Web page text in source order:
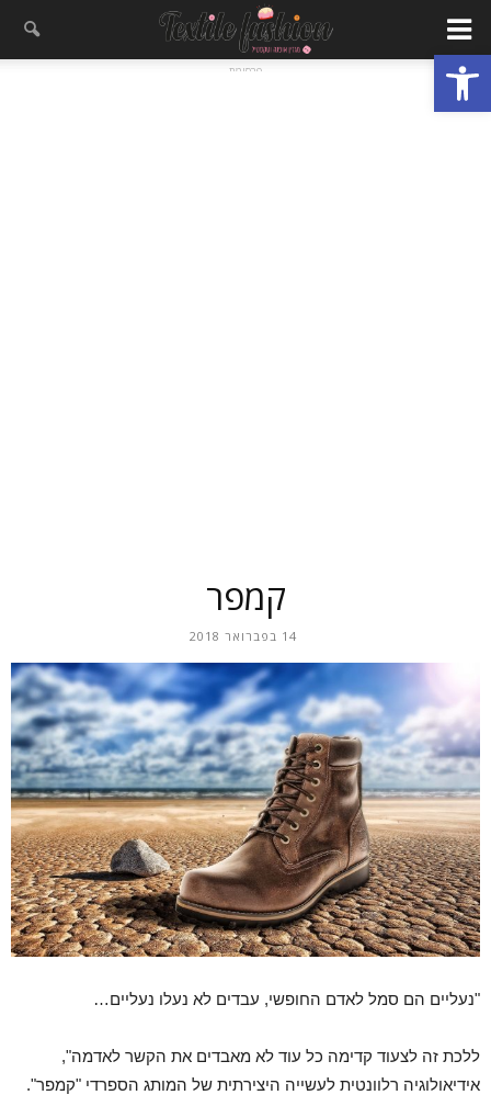
פתח סרגל נגישות - פרסומת -
קמפר
14 בפברואר 2018
"נעליים הם סמל לאדם החופשי, עבדים לא נעלו נעליים…
ללכת זה לצעוד קדימה כל עוד לא מאבדים את הקשר לאדמה",
אידיאולוגיה רלוונטית לעשייה היצירתית של המותג הספרדי "קמפר".